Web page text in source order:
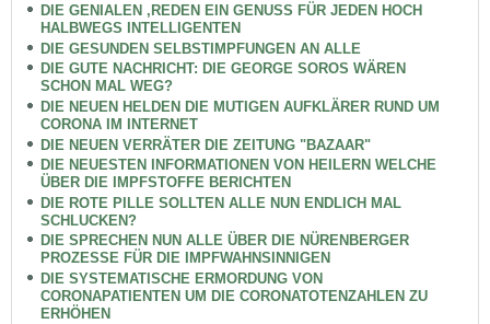
DIE GENIALEN ,REDEN EIN GENUSS FÜR JEDEN HOCH
HALBWEGS INTELLIGENTEN
DIE GESUNDEN SELBSTIMPFUNGEN AN ALLE
DIE GUTE NACHRICHT: DIE GEORGE SOROS WÄREN
SCHON MAL WEG?
DIE NEUEN HELDEN DIE MUTIGEN AUFKLÄRER RUND UM
CORONA IM INTERNET
DIE NEUEN VERRÄTER DIE ZEITUNG "BAZAAR"
DIE NEUESTEN INFORMATIONEN VON HEILERN WELCHE
ÜBER DIE IMPFSTOFFE BERICHTEN
DIE ROTE PILLE SOLLTEN ALLE NUN ENDLICH MAL
SCHLUCKEN?
DIE SPRECHEN NUN ALLE ÜBER DIE NÜRENBERGER
PROZESSE FÜR DIE IMPFWAHNSINNIGEN
DIE SYSTEMATISCHE ERMORDUNG VON
CORONAPATIENTEN UM DIE CORONATOTENZAHLEN ZU
ERHÖHEN